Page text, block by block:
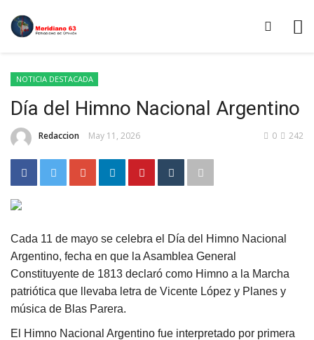
NOTICIA DESTACADA
Día del Himno Nacional Argentino
Redaccion May 11, 2026 242
0
Cada 11 de mayo se celebra el Día del Himno Nacional
Argentino, fecha en que la Asamblea General
Constituyente de 1813 declaró como Himno a la Marcha
patriótica que llevaba letra de Vicente López y Planes y
música de Blas Parera.
El Himno Nacional Argentino fue interpretado por primera